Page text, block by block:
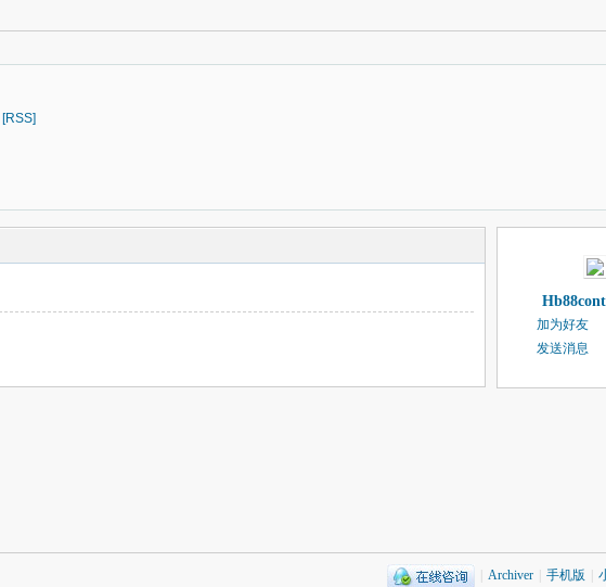
[RSS]
加为好友
发送消息
Archiver 手机版